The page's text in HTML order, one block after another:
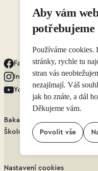
Přejít na
1 …
Facebook
Instagram
YouTube
Bakaláři.cz
Školní nástěnka
Nastavení cookies
Aby vám
potřebujeme
Používáme cookies.
stránky, rychle tu
stran vás
nezajímají. Váš
jak ho znáte, a dál
Děkujeme vám.
Povolit vše